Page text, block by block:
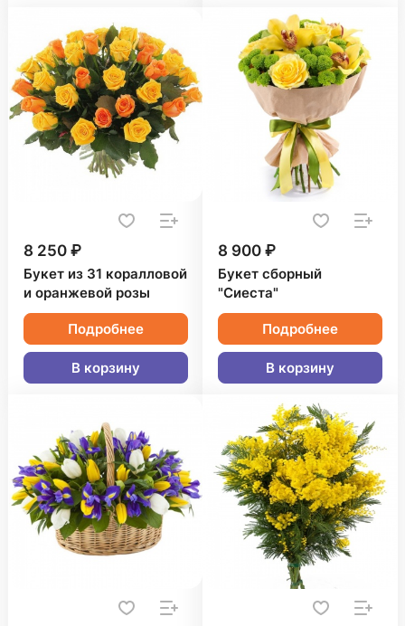
8 250 ₽
Букет из 31 коралловой
и оранжевой розы
Подробнее
В корзину
8 900 ₽
Букет сборный
"Сиеста"
Подробнее
В корзину